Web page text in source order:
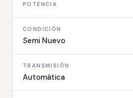
POTENCIA
CONDICIÓN
Semi Nuevo
TRANSMISIÓN
Automática